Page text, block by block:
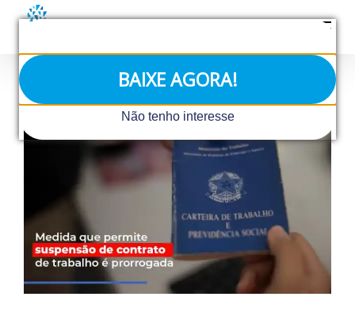
BAIXE AGORA!
Não tenho interesse
conteúdo